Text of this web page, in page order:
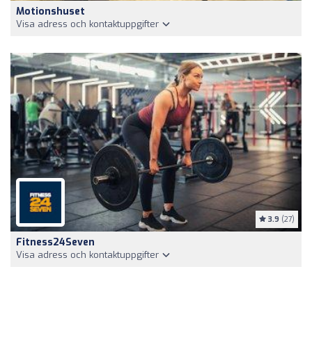
Motionshuset
Visa adress och kontaktuppgifter
3.9 (27)
Fitness24Seven
Visa adress och kontaktuppgifter